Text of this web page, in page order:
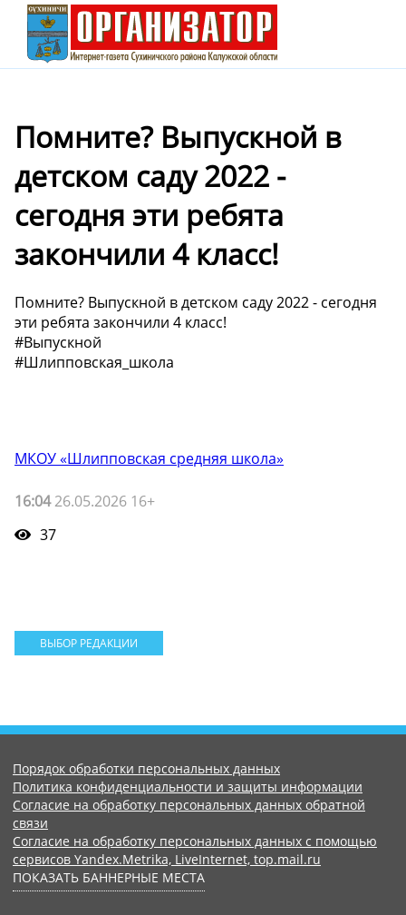
Помните? Выпускной в
детском саду 2022 -
сегодня эти ребята
закончили 4 класс!
Помните? Выпускной в детском саду 2022 - сегодня
эти ребята закончили 4 класс!
#Выпускной
#Шлипповская_школа
МКОУ «Шлипповская средняя школа»
16:0426.05.2026 16+
37
ВЫБОР РЕДАКЦИИ
Порядок обработки персональных данных
Политика конфиденциальности и защиты информации
Согласие на обработку персональных данных обратной
связи
Согласие на обработку персональных данных с помощью
сервисов Yandex.Metrika, LiveInternet, top.mail.ru
ПОКАЗАТЬ БАННЕРНЫЕ МЕСТА